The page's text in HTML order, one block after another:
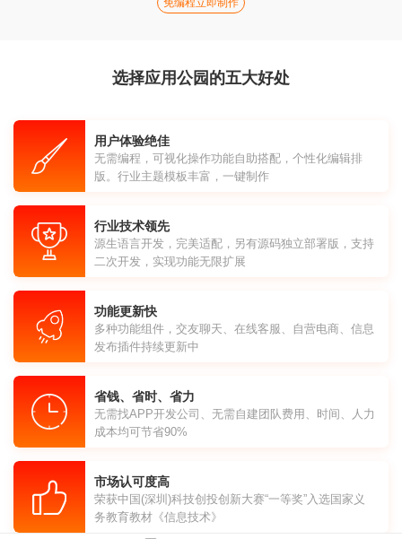
免编程立即制作
选择应用公园的五大好处
用户体验绝佳
无需编程，可视化操作功能自助搭配，个性化编辑排
版。行业主题模板丰富，一键制作
行业技术领先
源生语言开发，完美适配，另有源码独立部署版，支持
二次开发，实现功能无限扩展
功能更新快
多种功能组件，交友聊天、在线客服、自营电商、信息
发布插件持续更新中
省钱、省时、省力
无需找APP开发公司、无需自建团队费用、时间、人力
成本均可节省90%
市场认可度高
荣获中国(深圳)科技创投创新大赛“一等奖”入选国家义
务教育教材《信息技术》